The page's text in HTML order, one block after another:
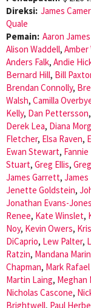
Direksi: James
Quale
Pemain: Aaron
Alison Waddell, Amber
Anders Falk, Andie
Bernard Hill, Bill
Brendan Connolly,
Walsh, Camilla
Kelly, Dan Pettersson,
Derek Lea, Diana
Fletcher, Elsa Raven,
Ewan Stewart,
Stuart, Greg Ellis,
James Garrett,
Jenette Goldstein,
Jonathan Evans-Jones
Renee, Kate Winslet,
Noy, Kevin Owers,
DiCaprio, Lew Palter,
Ratzin, Mandana
Chapman, Mark
Martin Laing, Meghan
Nicholas Cascone,
Brightwell, Paul